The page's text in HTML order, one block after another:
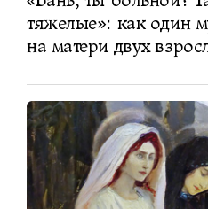
тяжелые»: как один
на матери двух